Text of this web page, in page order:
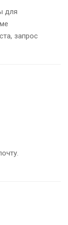
для
запрос